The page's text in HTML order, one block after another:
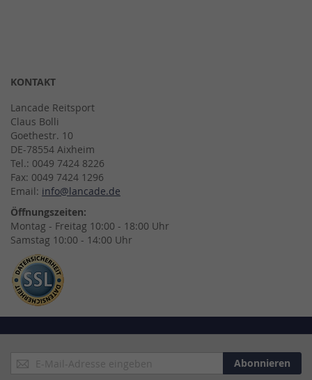
KONTAKT
Lancade Reitsport
Claus Bolli
Goethestr. 10
DE-78554 Aixheim
Tel.: 0049 7424 8226
Fax: 0049 7424 1296
Email: info@lancade.de
Öffnungszeiten:
Montag - Freitag 10:00 - 18:00 Uhr
Samstag 10:00 - 14:00 Uhr
Anmeldung
zum
Abonnieren